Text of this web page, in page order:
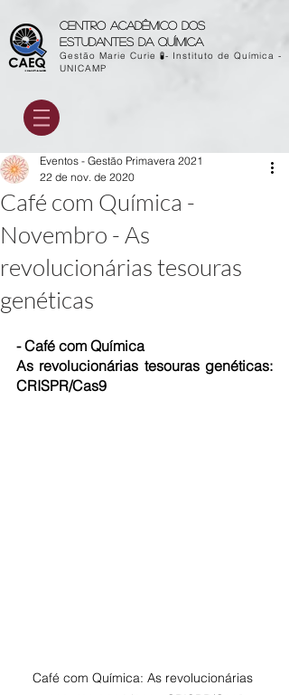
Centro acadêmico dos
estudantes da química
Gestão Marie Curie 🧪- Instituto de Química -
UNICAMP
Café com Química -
Novembro - As
revolucionárias tesouras
genéticas
Eventos - Gestão Primavera 2021
22 de nov. de 2020
- Café com Química
As revolucionárias tesouras genéticas:
CRISPR/Cas9
Café com Química: As revolucionárias